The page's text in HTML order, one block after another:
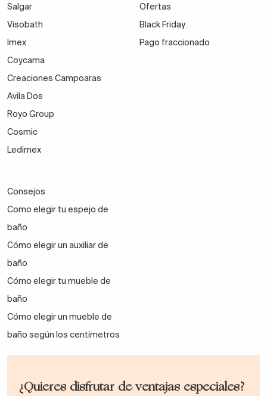
Salgar
Visobath
Imex
Coycama
Creaciones Campoaras
Avila Dos
Royo Group
Cosmic
Ledimex
Ofertas
Black Friday
Pago fraccionado
Consejos
Como elegir tu espejo de
baño
Cómo elegir un auxiliar de
baño
Cómo elegir tu mueble de
baño
Cómo elegir un mueble de
baño según los centímetros
¿Quieres disfrutar de ventajas especiales?